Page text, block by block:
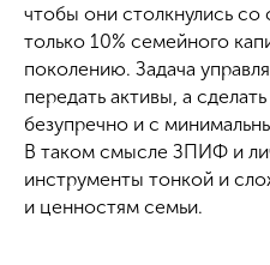
чтобы они столкнулись
только 10% семейного
поколению. Задача
передать активы, а
безупречно и с
В таком смысле ЗПИФ и
инструменты тонкой и
и ценностям семьи.